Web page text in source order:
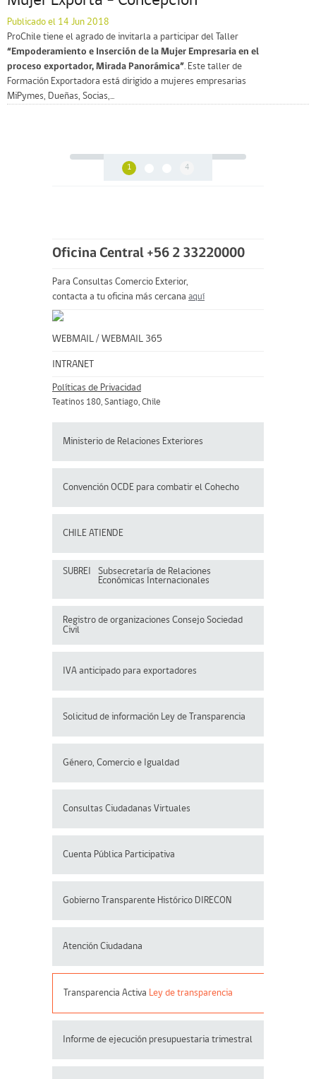
Publicado el 14 Jun 2018
ProChile tiene el agrado de invitarla a participar del Taller
“Empoderamiento e Inserción de la Mujer Empresaria en el
proceso exportador, Mirada Panorámica”. Este taller de
Formación Exportadora está dirigido a mujeres empresarias
MiPymes, Dueñas, Socias,...
1 4
Oficina Central +56 2 33220000
Para Consultas Comercio Exterior,
contacta a tu oficina más cercana aquí
WEBMAIL / WEBMAIL 365
INTRANET
Políticas de Privacidad
Teatinos 180, Santiago, Chile
Ministerio de Relaciones Exteriores
Convención OCDE para combatir el Cohecho
CHILE ATIENDE
SUBREI
Subsecretaría de Relaciones
Económicas Internacionales
Registro de organizaciones Consejo Sociedad
Civil
IVA anticipado para exportadores
Solicitud de información Ley de Transparencia
Género, Comercio e Igualdad
Consultas Ciudadanas Virtuales
Cuenta Pública Participativa
Gobierno Transparente Histórico DIRECON
Atención Ciudadana
Transparencia Activa Ley de transparencia
Informe de ejecución presupuestaria trimestral